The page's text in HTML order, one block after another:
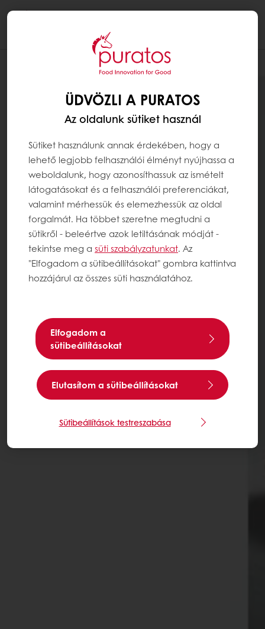
ÜDVÖZLI A PURATOS
Az oldalunk sütiket használ
Sütiket használunk annak érdekében, hogy a
lehető legjobb felhasználói élményt nyújhassa a
weboldalunk, hogy azonosíthassuk az ismételt
látogatásokat és a felhasználói preferenciákat,
valamint mérhessük és elemezhessük az oldal
forgalmát. Ha többet szeretne megtudni a
sütikről - beleértve azok letiltásának módját -
tekintse meg a süti szabályzatunkat. Az
"Elfogadom a sütibeállításokat" gombra kattintva
hozzájárul az összes süti használatához.
Elfogadom a
sütibeállításokat
Elutasítom a sütibeállításokat
Sütibeállítások testreszabása